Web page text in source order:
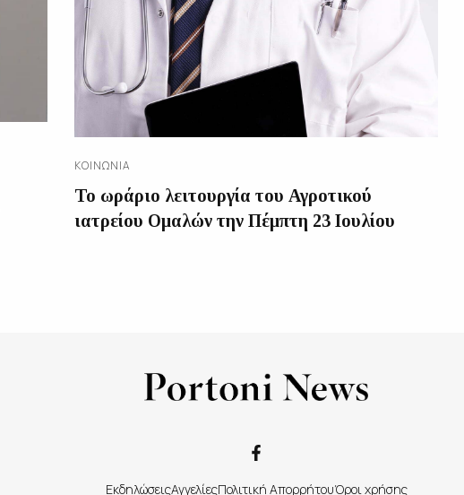
ΚΟΙΝΩΝΊΑ
Το ωράριο λειτουργία του Αγροτικού
ιατρείου Ομαλών την Πέμπτη 23 Ιουλίου
ΕκδηλώσειςΑγγελίεςΠολιτική ΑπορρήτουΌροι χρήσης